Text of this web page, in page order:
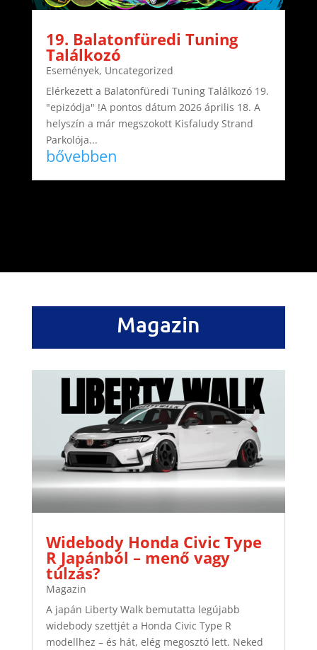
19. Balatonfüredi Tuning
Találkozó
Események, Uncategorized
Elérkezett a Balatonfüredi Tuning Találkozó 19.
"epizódja" !A pontos dátum 2026 április 18. A
helyszín a már megszokott Kisfaludy Strand
Parkolója...
bővebben
Magazin
Widebody Honda Civic Type
R Japánból – menő vagy
túlzás?
Magazin
A japán Liberty Walk bemutatta legújabb
widebody szettjét a Honda Civic Type R
modellhez – és hát, elég megosztó lett. Neked